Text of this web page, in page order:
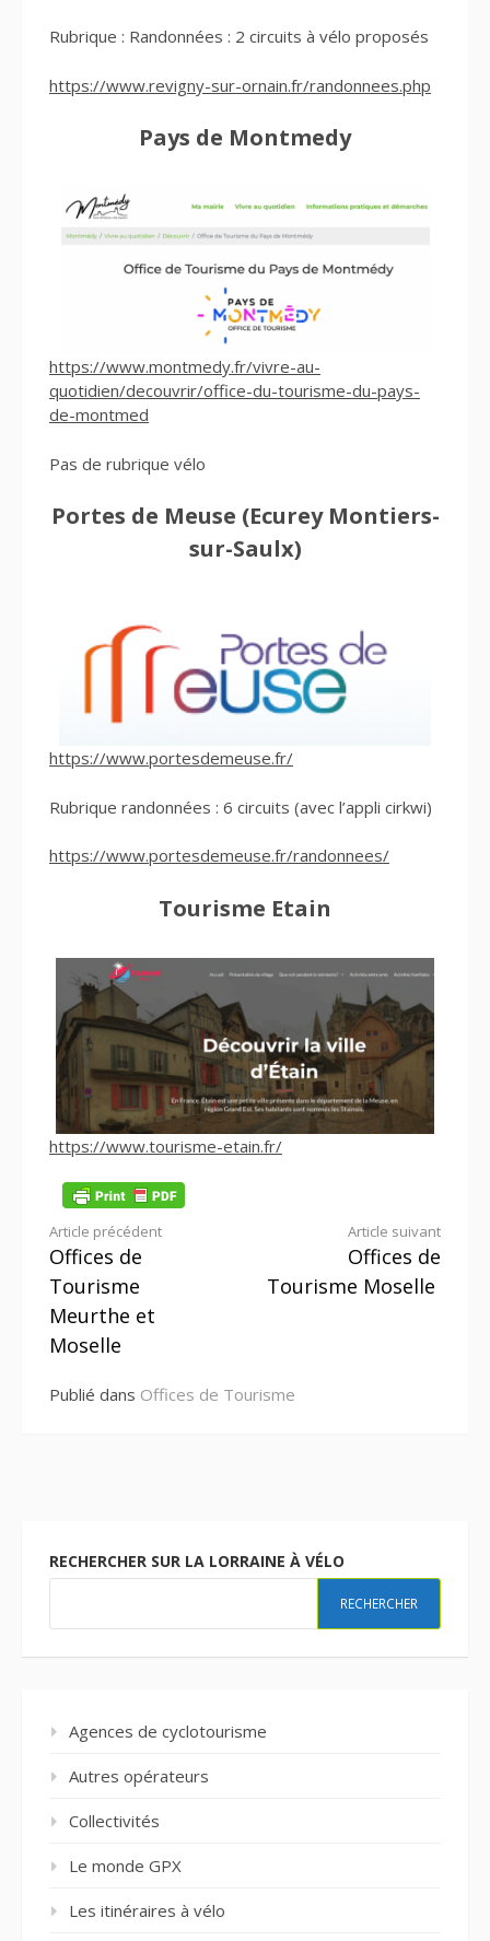
Rubrique : Randonnées : 2 circuits à vélo proposés
https://www.revigny-sur-ornain.fr/randonnees.php
Pays de Montmedy
https://www.montmedy.fr/vivre-au-
quotidien/decouvrir/office-du-tourisme-du-pays-
de-montmed
Pas de rubrique vélo
Portes de Meuse (Ecurey Montiers-
sur-Saulx)
https://www.portesdemeuse.fr/
Rubrique randonnées : 6 circuits (avec l’appli cirkwi)
https://www.portesdemeuse.fr/randonnees/
Tourisme Etain
https://www.tourisme-etain.fr/
Lire
la
suite
Article précédent
Offices de
Tourisme
Meurthe et
Moselle
Article suivant
Offices de
Tourisme Moselle
Publié dans Offices de Tourisme
RECHERCHER SUR LA LORRAINE À VÉLO
RECHERCHER
Agences de cyclotourisme
Autres opérateurs
Collectivités
Le monde GPX
Les itinéraires à vélo